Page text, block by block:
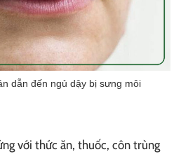
dẫn đến ngủ dậy bị sưng môi
với thức ăn, thuốc, côn trùng